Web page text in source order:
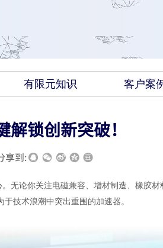
有限元知识 客户案
锁创新突破！
享到:
无论你关注电磁兼容、增材制造、橡胶材
技术浪潮中突出重围的加速器。